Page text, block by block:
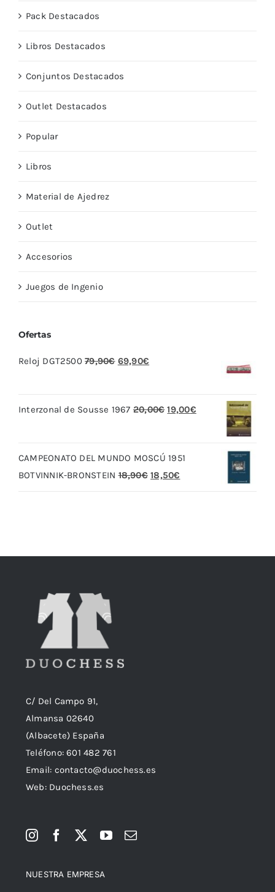
Pack Destacados
Libros Destacados
Conjuntos Destacados
Outlet Destacados
Popular
Libros
Material de Ajedrez
Outlet
Accesorios
Juegos de Ingenio
Ofertas
Reloj DGT2500 79,90€ El
era:
69,90€
es:
Interzonal de Sousse 1967 20,00€ El
era:
20,00€.
19,00€El
CAMPEONATO DEL MUNDO MOSCÚ 1951
BOTVINNIK-BRONSTEIN 18,90€ El
18,50€
C/ Del Campo 91,
Almansa 02640
(Albacete) España
Teléfono:601 482 761
Email: contacto@duochess.es
Web: Duochess.es
NUESTRA EMPRESA